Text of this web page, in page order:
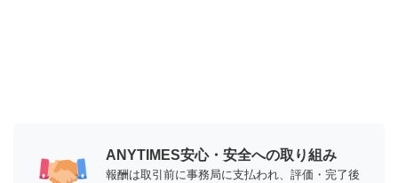
ANYTIMES安心・安全への取り組み
報酬は取引前に事務局に支払われ、評価・完了後